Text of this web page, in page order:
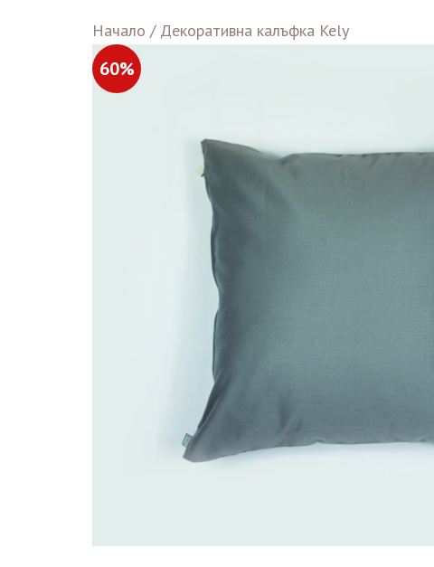
Начало / Декоративна калъфка Kely
60%